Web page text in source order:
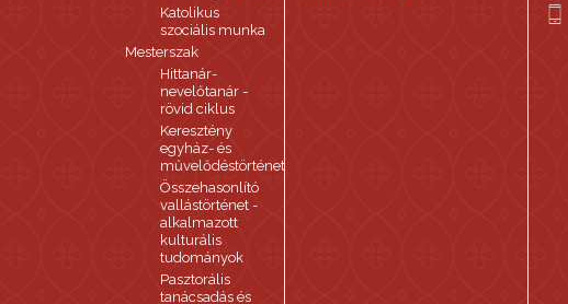
Katolikus
szociális munka
Mesterszak
Hittanár-
nevelőtanár -
rövid ciklus
Keresztény
egyház- és
művelődéstörténet
Összehasonlító
vallástörténet -
alkalmazott
kulturális
tudományok
Pasztorális
tanácsadás és